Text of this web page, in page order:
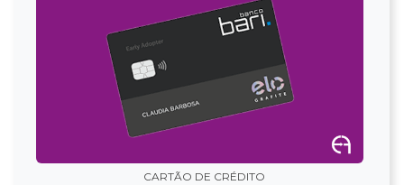
CARTÃO DE CRÉDITO